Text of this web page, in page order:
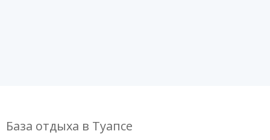
База отдыха в Туапсе